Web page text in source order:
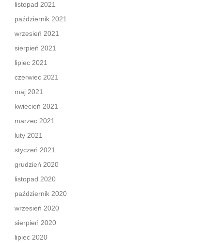
listopad 2021
październik 2021
wrzesień 2021
sierpień 2021
lipiec 2021
czerwiec 2021
maj 2021
kwiecień 2021
marzec 2021
luty 2021
styczeń 2021
grudzień 2020
listopad 2020
październik 2020
wrzesień 2020
sierpień 2020
lipiec 2020